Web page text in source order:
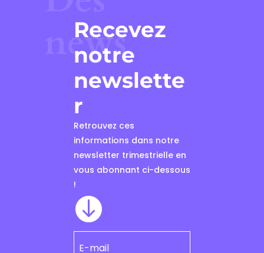
news
Recevez
notre
newslette
r
Retrouvez ces
informations dans notre
newsletter trimestrielle en
vous abonnant ci-dessous
!
